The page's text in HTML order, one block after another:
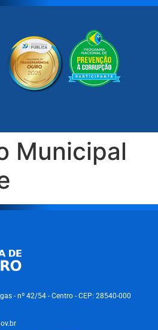
Municipal
- nº 42/54 - Centro - CEP: 28540-000